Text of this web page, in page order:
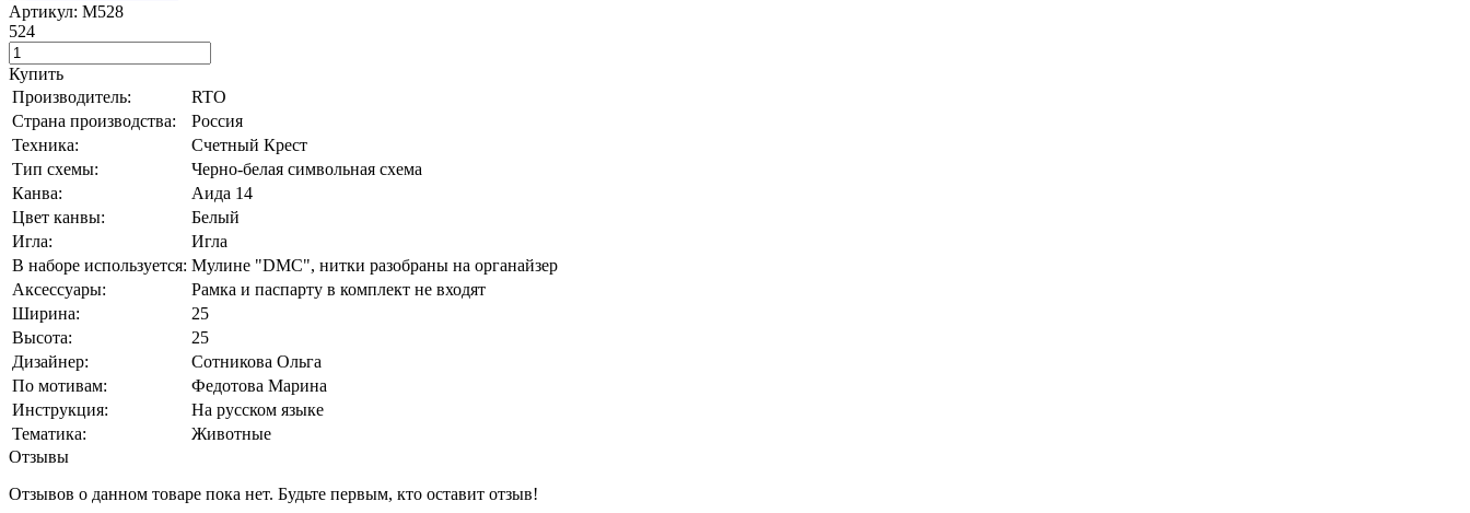
Артикул: M528
524
Купить
Производитель:
RTO
Страна производства:
Россия
Техника:
Счетный Крест
Тип схемы:
Черно-белая символьная схема
Канва:
Аида 14
Цвет канвы:
Белый
Игла:
Игла
В наборе используется: Мулине "DMC", нитки разобраны на органайзер
Аксессуары:
Рамка и паспарту в комплект не входят
Ширина:
25
Высота:
25
Дизайнер:
Сотникова Ольга
По мотивам:
Федотова Марина
Инструкция:
На русском языке
Тематика:
Животные
Отзывы
Отзывов о данном товаре пока нет. Будьте первым, кто оставит отзыв!